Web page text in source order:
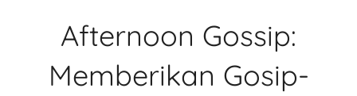
Afternoon Gossip:
Memberikan Gosip-